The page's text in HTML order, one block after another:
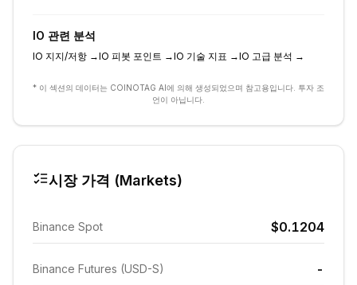
IO 관련 분석
IO 지지/저항 →IO 피봇 포인트 →IO 기술 지표 →IO 고급 분석 →
* 이 섹션의 데이터는 COINOTAG AI에 의해 생성되었으며 참고용입니다. 투자 조
언이 아닙니다.
시장 가격 (Markets)
Binance Spot $0.1204
Binance Futures (USD-S) -